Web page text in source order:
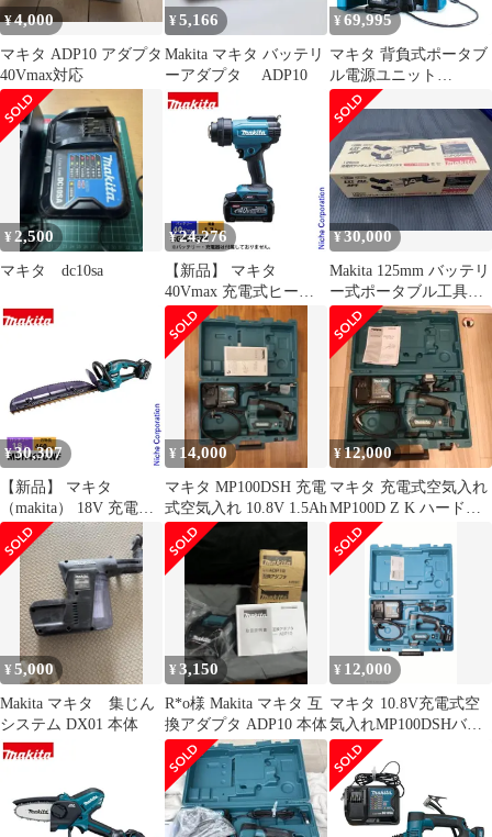
¥4,000
マキタ ADP10 アダプタ
40Vmax対応
¥5,166
Makita マキタ バッテリ
ーアダプタ ADP10
¥ 69,995
マキタ 背負式ポータブ
ル電源ユニット
PDC01+ 36Vアダプタセ
ット品
¥ 2,500
マキタ dc10sa
¥24,276
【新品】 マキタ
40Vmax 充電式ヒート
ガン 本体のみ makita
HG001GZK バッテリ・
充電器別売 工具 電動工
具 ラッピング 熱収縮チ
ューブ 熱
¥30,000
Makita 125mm バッテリ
ー式ポータブル工具
PO500DZ
¥30,307
【新品】 マキタ
（makita） 18V 充電式
ヘッジトリマ 460mm
バッテリー ・充電器付
き MUH467DWF ヘッジ
トリマ 充電式 バッテリ
ー式 電動 ヘッジトリマ
ー 生垣
¥ 14,000
マキタ MP100DSH 充電
式空気入れ 10.8V 1.5Ah
¥12,000
マキタ 充電式空気入れ
MP100D Z K ハードケ
ース、充電器付き
¥5,000
Makita マキタ 集じん
システム DX01 本体
¥3,150
R*o様 Makita マキタ 互
換アダプタ ADP10 本体
¥ 12,000
マキタ 10.8V充電式空
気入れMP100DSHバッ
テリ充電器取扱説明書
ケース付